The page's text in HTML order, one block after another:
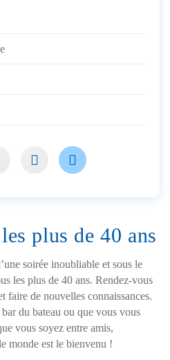
plus de 40 ans
soirée inoubliable et sous le
les plus de 40 ans. Rendez-vous
faire de nouvelles connaissances.
du bateau ou que vous vous
vous soyez entre amis,
monde est le bienvenu !